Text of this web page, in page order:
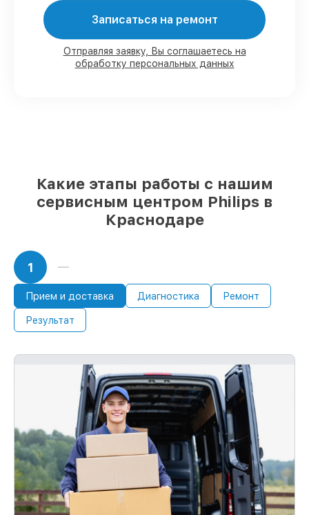
заказов по ремонту проводятся с
возможностью присутствия владельца
90%запчастей Philips готовы к установке
в наших мастерских в Краснодаре,
сразу
Записаться на ремонт
Отправляя заявку, Вы соглашаетесь на
обработку персональных данных
Какие этапы работы с нашим
сервисным центром Philips в
Краснодаре
1
Прием и доставка Диагностика Ремонт
Результат